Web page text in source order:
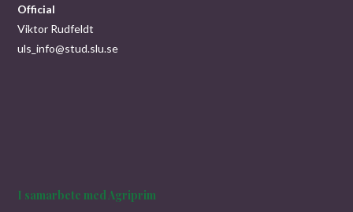
Official
Viktor Rudfeldt
uls_info@stud.slu.se
I samarbete med Agriprim